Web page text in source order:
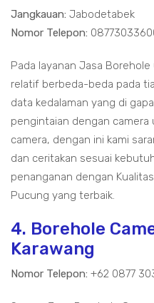
Jangkauan: Jabodetabek
Nomor Telepon:
Pada layanan Jasa
relatif berbeda-beda pada
data kedalaman yang di
pengintaian dengan
camera, dengan ini kami
dan ceritakan sesuai
penanganan dengan
Pucung yang terbaik.
4. Borehole
Karawang
Nomor Telepon: +62 0877